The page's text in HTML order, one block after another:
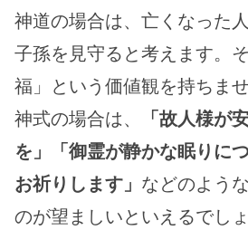
神道の場合は、亡くなった
子孫を見守ると考えます。
福」という価値観を持ちませ
神式の場合は、
「故人様が
を」「御霊が静かな眠りに
お祈りします」 などのよう
のが望ましいといえるでしょ